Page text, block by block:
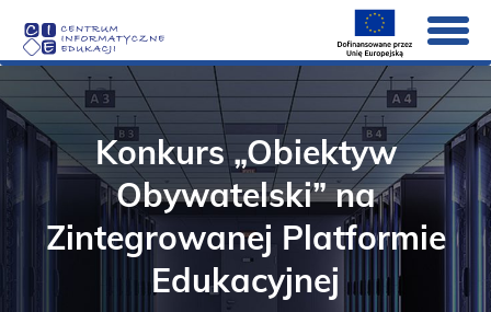
Strona Główna
O nas
Pokaż
submenu
dla
elementu
O
nas
Aktualności
Pokaż
dla
Aktualności
Rekrutacja
Systemy
Pokaż
Konkurs „Obiektyw
Obywatelski” na
Zintegrowanej Platformie
Edukacyjnej